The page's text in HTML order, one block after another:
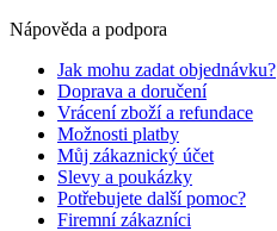
Nápověda a podpora
Jak mohu zadat objednávku?
Doprava a doručení
Vrácení zboží a refundace
Možnosti platby
Můj zákaznický účet
Slevy a poukázky
Potřebujete další pomoc?
Firemní zákazníci